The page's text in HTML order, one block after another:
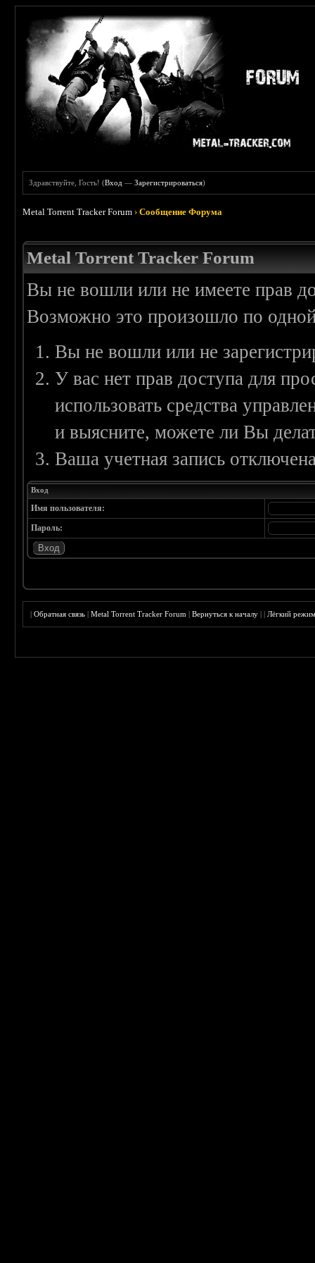
Здравствуйте, Гость! (Вход —Зарегистрироваться)
Metal Torrent Tracker Forum ›Сообщение Форума
Metal Torrent Tracker Forum
Вы не вошли или не имеете прав
Возможно это произошло по
Вы не вошли или не
У вас нет прав доступа для
использовать средства
и выясните, можете ли Вы
Ваша учетная запись
Вход
Имя пользователя:
Пароль:
|Обратная связь |Metal Torrent Tracker Forum |Вернуться к началу ||Лёгкий